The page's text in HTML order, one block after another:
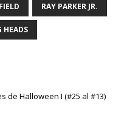
RAY PARKER JR.
HEADS
de Halloween I (#25 al #13)